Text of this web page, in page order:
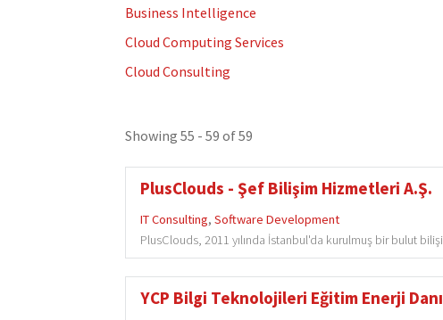
Business Intelligence
Cloud Computing Services
Cloud Consulting
Showing 55 - 59 of 59
PlusClouds - Şef Bilişim Hizmetleri A.Ş.
IT Consulting,Software Development
PlusClouds, 2011 yılında İstanbul'da kurulmuş bir bulut
YCP Bilgi Teknolojileri Eğitim Enerji